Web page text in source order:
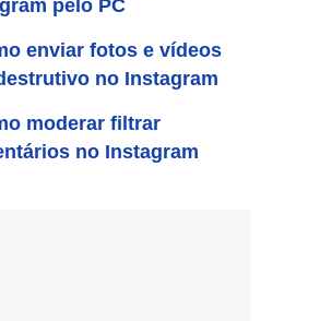
pelo PC
enviar fotos e vídeos
no Instagram
moderar filtrar
no Instagram